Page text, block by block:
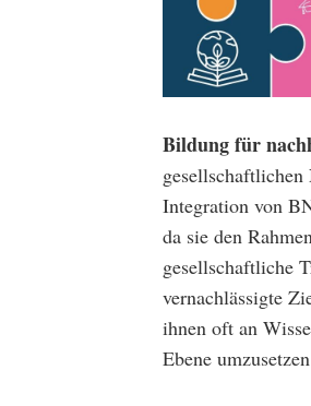
Bildung für
Integration von
da sie den
gesellschaftliche
vernachlässigte
ihnen oft an
Ebene